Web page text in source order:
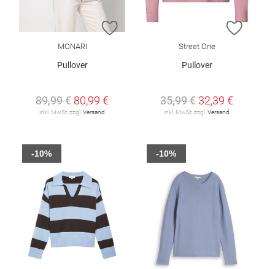
ZUR WUNSCHLISTE HINZUFÜGEN
MONARI
Pullover
89,99 € 80,99 €
inkl. MwSt. zzgl. Versand
ZUR
Street One
Pullover
35,99 € 32,39 €
inkl. MwSt. zzgl. Versand
-10% -10%